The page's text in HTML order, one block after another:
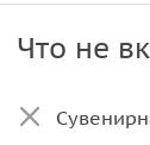
Что не